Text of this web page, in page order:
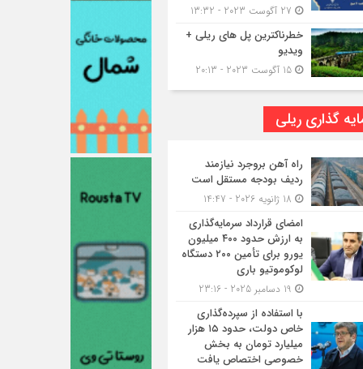
خطرناکترین پل های ریلی +
ویدیو
گذاری ریلی
راه آهن بروجرد نیازمند
ردیف بودجه مستقل است
امضای قرارداد سرمایه‌گذاری
به ارزش حدود ۴۰۰ میلیون
یورو برای تأمین ۲۰۰ دستگاه
لوکوموتیو باری
با استفاده از سپرده‌گذاری
خاص دولت، حدود ۱۵ هزار
میلیارد تومان به بخش
خصوصی اختصاص یافت